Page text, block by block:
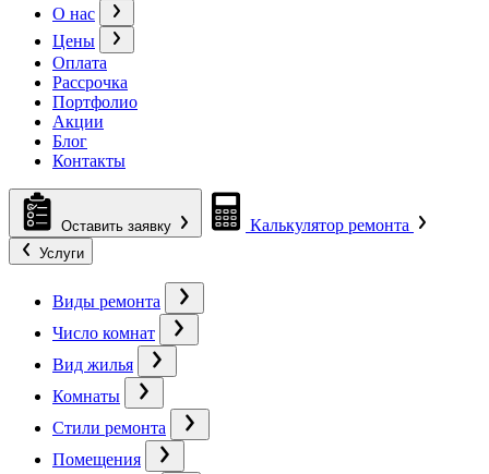
О нас
Цены
Оплата
Рассрочка
Портфолио
Акции
Блог
Контакты
Оставить заявку Калькулятор ремонта
Услуги
Виды ремонта
Число комнат
Вид жилья
Комнаты
Стили ремонта
Помещения